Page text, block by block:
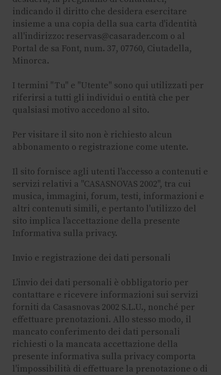
indicando il diritto che desidera esercitare
insieme a una copia della sua carta d'identità
all'indirizzo: reservas@casarader.com o al
Portal de sa Font, num. 37, 07760, Ciutadella,
Minorca.
I termini "Tu" e "Utente" sono qui utilizzati per
riferirsi a tutti gli individui o entità che per
qualsiasi motivo accedono al sito.
Per visitare il sito non è richiesto alcun
abbonamento o registrazione come utente.
Il sito fornisce agli utenti l'accesso a contenuti e
servizi relativi a "CASASNOVAS 2002", tra cui
musica, immagini, forum, testi, informazioni e
altri contenuti simili, e pertanto l'utilizzo del
sito implica l'accettazione della presente
Informativa sulla privacy.
Invio e registrazione dei dati personali
L'invio dei dati personali è obbligatorio per
contattare e ricevere informazioni sui servizi
forniti da Casasnovas 2002 S.L.U., nonché per
effettuare prenotazioni. Allo stesso modo, il
mancato conferimento dei dati personali
richiesti o la mancata accettazione della
presente informativa sulla privacy comporta
l'impossibilità di effettuare la prenotazione o di